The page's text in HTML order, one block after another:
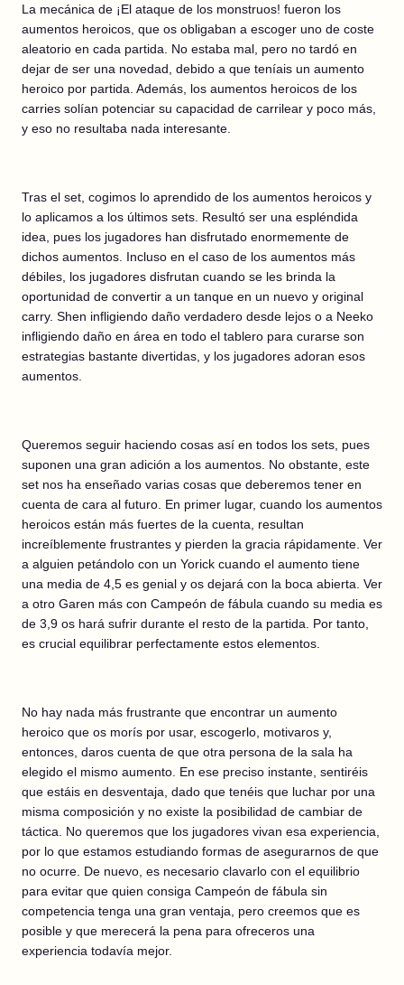
La mecánica de ¡El ataque de los monstruos! fueron los
aumentos heroicos, que os obligaban a escoger uno de coste
aleatorio en cada partida. No estaba mal, pero no tardó en
dejar de ser una novedad, debido a que teníais un aumento
heroico por partida. Además, los aumentos heroicos de los
carries solían potenciar su capacidad de carrilear y poco más,
y eso no resultaba nada interesante.
Tras el set, cogimos lo aprendido de los aumentos heroicos y
lo aplicamos a los últimos sets. Resultó ser una espléndida
idea, pues los jugadores han disfrutado enormemente de
dichos aumentos. Incluso en el caso de los aumentos más
débiles, los jugadores disfrutan cuando se les brinda la
oportunidad de convertir a un tanque en un nuevo y original
carry. Shen infligiendo daño verdadero desde lejos o a Neeko
infligiendo daño en área en todo el tablero para curarse son
estrategias bastante divertidas, y los jugadores adoran esos
aumentos.
Queremos seguir haciendo cosas así en todos los sets, pues
suponen una gran adición a los aumentos. No obstante, este
set nos ha enseñado varias cosas que deberemos tener en
cuenta de cara al futuro. En primer lugar, cuando los aumentos
heroicos están más fuertes de la cuenta, resultan
increíblemente frustrantes y pierden la gracia rápidamente. Ver
a alguien petándolo con un Yorick cuando el aumento tiene
una media de 4,5 es genial y os dejará con la boca abierta. Ver
a otro Garen más con Campeón de fábula cuando su media es
de 3,9 os hará sufrir durante el resto de la partida. Por tanto,
es crucial equilibrar perfectamente estos elementos.
No hay nada más frustrante que encontrar un aumento
heroico que os morís por usar, escogerlo, motivaros y,
entonces, daros cuenta de que otra persona de la sala ha
elegido el mismo aumento. En ese preciso instante, sentiréis
que estáis en desventaja, dado que tenéis que luchar por una
misma composición y no existe la posibilidad de cambiar de
táctica. No queremos que los jugadores vivan esa experiencia,
por lo que estamos estudiando formas de asegurarnos de que
no ocurre. De nuevo, es necesario clavarlo con el equilibrio
para evitar que quien consiga Campeón de fábula sin
competencia tenga una gran ventaja, pero creemos que es
posible y que merecerá la pena para ofreceros una
experiencia todavía mejor.